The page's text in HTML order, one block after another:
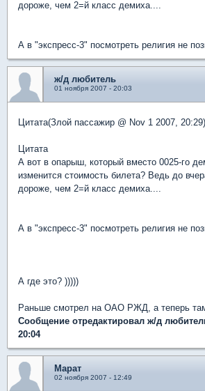
дороже, чем 2=й класс демиха....
А в "экспресс-3" посмотреть религия не
ж/д любитель
01 ноября 2007 - 20:03
Цитата(Злой пассажир @ Nov 1 2007, 20:29)
Цитата
А вот в опарыш, который вместо 0025-го
изменится стоимость билета? Ведь до
дороже, чем 2=й класс демиха....
А в "экспресс-3" посмотреть религия не
А где это? )))))
Раньше смотрел на ОАО РЖД, а теперь
Сообщение отредактировал ж/д
20:04
Марат
02 ноября 2007 - 12:49